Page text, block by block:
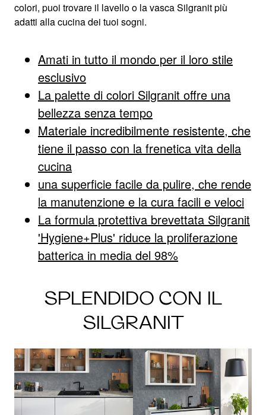
colori, puoi trovare il lavello o la vasca Silgranit più
adatti alla cucina dei tuoi sogni.
Amati in tutto il mondo per il loro stile
esclusivo
La palette di colori Silgranit offre una
bellezza senza tempo
Materiale incredibilmente resistente, che
tiene il passo con la frenetica vita della
cucina
una superficie facile da pulire, che rende
la manutenzione e la cura facili e veloci
La formula protettiva brevettata Silgranit
'Hygiene+Plus' riduce la proliferazione
batterica in media del 98%
SPLENDIDO CON IL
SILGRANIT